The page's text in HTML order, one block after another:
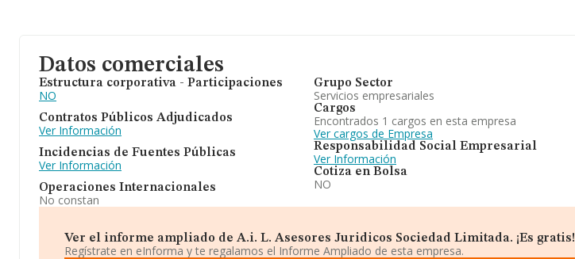
Datos comerciales
Estructura corporativa - Participaciones
NO
Contratos Públicos Adjudicados
Ver Información
Incidencias de Fuentes Públicas
Ver Información
Operaciones Internacionales
No constan
Grupo Sector
Servicios empresariales
Cargos
Encontrados 1 cargos en esta empresa
Ver cargos de Empresa
Responsabilidad Social Empresarial
Ver Información
Cotiza en Bolsa
NO
Ver el informe ampliado de A.i. L. Asesores Juridicos Sociedad Limitada. ¡Es gratis!
Regístrate en eInforma y te regalamos el Informe Ampliado de esta empresa.